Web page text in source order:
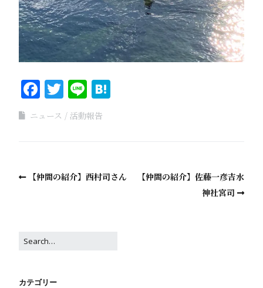
Facebook
Twitter
Line
ニュース 活動報告
【仲間の紹介】西村司さん
【仲間の紹介】佐藤一彦吉水
神社宮司
カテゴリー